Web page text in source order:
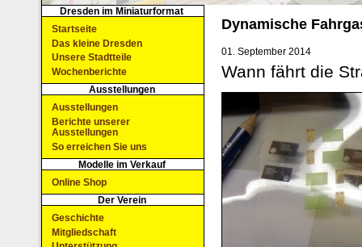
Dynamische
01. September 2014
Wann fährt die
Dresden im Miniaturformat
Startseite
Das kleine Dresden
Unsere Stadtteile
Wochenberichte
Ausstellungen
Ausstellungen
Berichte unserer
Ausstellungen
So erreichen Sie uns
Modelle im Verkauf
Online Shop
Der Verein
Geschichte
Mitgliedschaft